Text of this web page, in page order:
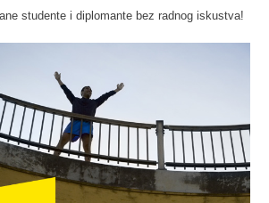
studente i diplomante bez radnog iskustva!